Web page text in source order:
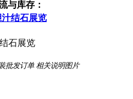
与库存：
结石展览
批发订单 相关说明图片